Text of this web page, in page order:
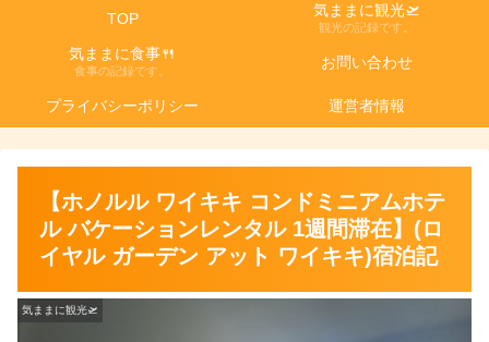
TOP 気ままに観光🛫
観光の記録です。
気ままに食事🍴
食事の記録です。 お問い合わせ
プライバシーポリシー 運営者情報
【ホノルル ワイキキ コンドミニアムホテ
ル バケーションレンタル 1週間滞在】(ロ
イヤル ガーデン アット ワイキキ)宿泊記
気ままに観光🛫